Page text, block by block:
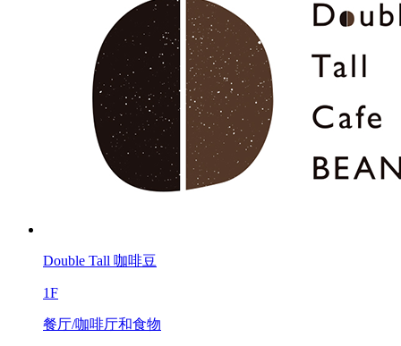
Double Tall 咖啡豆
1F
餐厅/咖啡厅和食物